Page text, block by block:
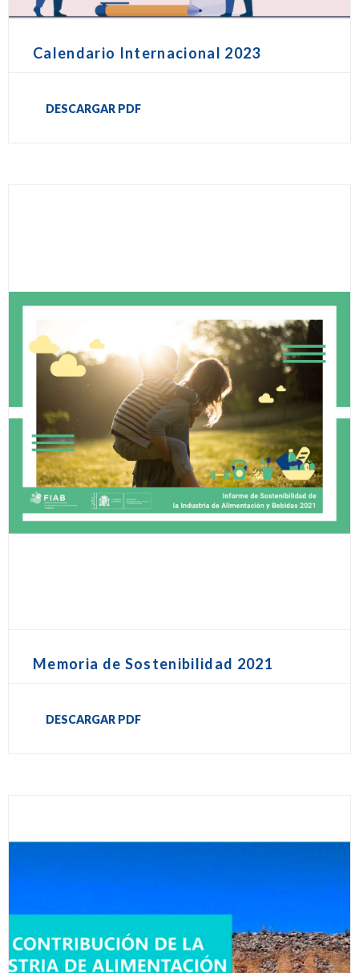
Calendario Internacional 2023
DESCARGAR PDF
Memoria de Sostenibilidad 2021
DESCARGAR PDF